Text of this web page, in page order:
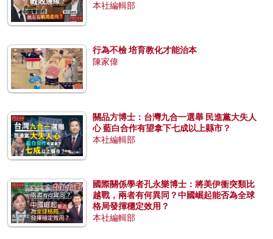
本社編輯部
行為不檢 培育教化才能治本
陳家偉
關品方博士：台灣九合一選舉 民進黨大失人
心 藍白合作有望拿下七成以上縣市？
本社編輯部
國際關係學者孔永樂博士：將美伊衝突類比
越戰，兩者有何異同？中國崛起能否為全球
格局發揮穩定效用？
本社編輯部